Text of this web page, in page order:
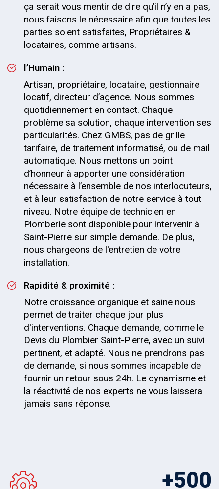
ça serait vous mentir de dire qu’il n’y en a pas,
nous faisons le nécessaire afin que toutes les
parties soient satisfaites, Propriétaires &
locataires, comme artisans.
l’Humain :
Artisan, propriétaire, locataire, gestionnaire
locatif, directeur d’agence. Nous sommes
quotidiennement en contact. Chaque
problème sa solution, chaque intervention ses
particularités. Chez GMBS, pas de grille
tarifaire, de traitement informatisé, ou de mail
automatique. Nous mettons un point
d’honneur à apporter une considération
nécessaire à l’ensemble de nos interlocuteurs,
et à leur satisfaction de notre service à tout
niveau. Notre équipe de technicien en
Plomberie sont disponible pour intervenir à
Saint-Pierre sur simple demande. De plus,
nous chargeons de l'entretien de votre
installation.
Rapidité & proximité :
Notre croissance organique et saine nous
permet de traiter chaque jour plus
d'interventions. Chaque demande, comme le
Devis du Plombier Saint-Pierre, avec un suivi
pertinent, et adapté. Nous ne prendrons pas
de demande, si nous sommes incapable de
fournir un retour sous 24h. Le dynamisme et
la réactivité de nos experts ne vous laissera
jamais sans réponse.
500
+